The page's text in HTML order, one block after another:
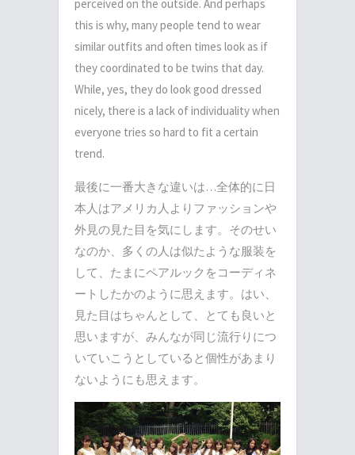
perceived on the outside. And perhaps
this is why, many people tend to wear
similar outfits and often times look as if
they coordinated to be twins that day.
While, yes, they do look good dressed
nicely, there is a lack of individuality when
everyone tries so hard to fit a certain
trend.
最後に一番大きな違いは…全体的に日
本人はアメリカ人よりファッションや
外見の見た目を気にします。そのせい
なのか、多くの人は似たような服装を
して、たまにペアルックをコーディネ
ートしたかのように思えます。はい、
見た目はちゃんとして、とても良いと
思いますが、みんなが同じ流行りにつ
いていこうとしていると個性があまり
ないようにも思えます。